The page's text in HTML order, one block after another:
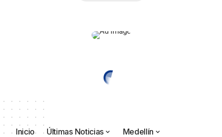
Inicio Últimas Noticias Medellín